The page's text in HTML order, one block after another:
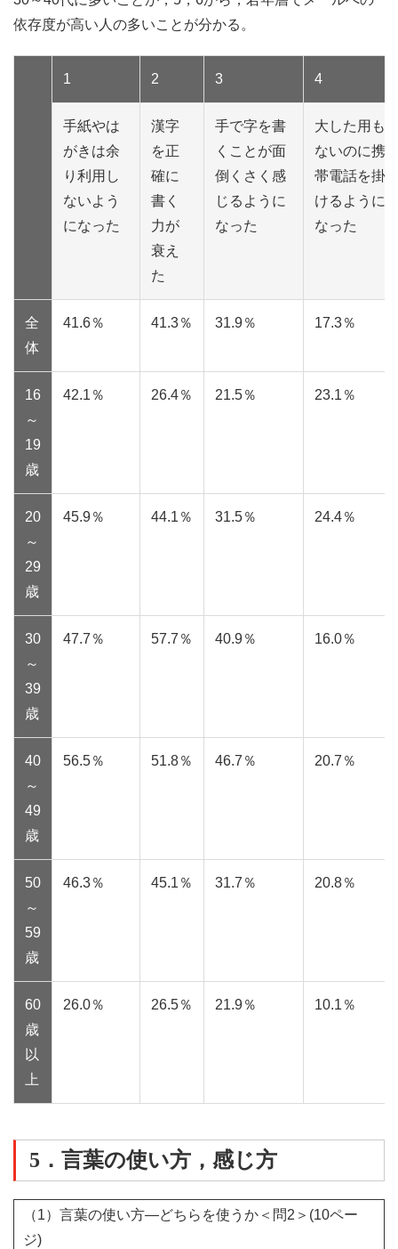
依存度が高い人の多いことが分かる。
1 2 3 4
手紙やは
がきは余
り利用し
ないよう
になった
漢字
を正
確に
書く
力が
衰え
た
手で字を書
くことが面
倒くさく感
じるように
なった
大した用も
ないのに携
帯電話を掛
けるように
なった
全
体
41.6％ 41.3％ 31.9％ 17.3％
16
～
19
歳
42.1％ 26.4％ 21.5％ 23.1％
20
～
29
歳
45.9％ 44.1％ 31.5％ 24.4％
30
～
39
歳
47.7％ 57.7％ 40.9％ 16.0％
40
～
49
歳
56.5％ 51.8％ 46.7％ 20.7％
50
～
59
歳
46.3％ 45.1％ 31.7％ 20.8％
60
歳
以
上
26.0％ 26.5％ 21.9％ 10.1％
5．言葉の使い方，感じ方
（1）言葉の使い方―どちらを使うか＜問2＞(10ペー
ジ)